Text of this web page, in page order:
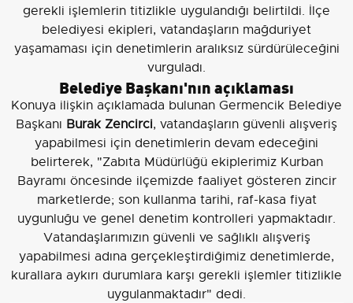
gerekli işlemlerin titizlikle uygulandığı belirtildi. İlçe
belediyesi ekipleri, vatandaşların mağduriyet
yaşamaması için denetimlerin aralıksız sürdürüleceğini
vurguladı.
Belediye Başkanı'nın açıklaması
Konuya ilişkin açıklamada bulunan Germencik Belediye
Başkanı Burak Zencirci, vatandaşların güvenli alışveriş
yapabilmesi için denetimlerin devam edeceğini
belirterek, "Zabıta Müdürlüğü ekiplerimiz Kurban
Bayramı öncesinde ilçemizde faaliyet gösteren zincir
marketlerde; son kullanma tarihi, raf-kasa fiyat
uygunluğu ve genel denetim kontrolleri yapmaktadır.
Vatandaşlarımızın güvenli ve sağlıklı alışveriş
yapabilmesi adına gerçekleştirdiğimiz denetimlerde,
kurallara aykırı durumlara karşı gerekli işlemler titizlikle
uygulanmaktadır" dedi.